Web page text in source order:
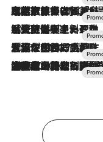
2026.7.31
【ホテル帰省】という選択肢をOMOが提案。家族とほどよい距離を保つには「昼は実家、夜は気兼ねなくホテルで！」
2026.7.24
【夏限定ディナーコース】旬を迎える稚鮎や花ズッキーニなどをイタリア・トスカーナの郷土料理の手法で満喫！
2026.7.17
「土佐和ハーブかき氷」がOMO7高知に登場！生姜、山椒、大葉など目にも舌にも涼を呼ぶ郷土の味
2026.7.10
NEW OPEN！【界 草津】名湯の地に誕生。趣の異なる2種の温泉と上州ならではの会席・蕎麦割烹など美食を味わう究極の癒やし旅